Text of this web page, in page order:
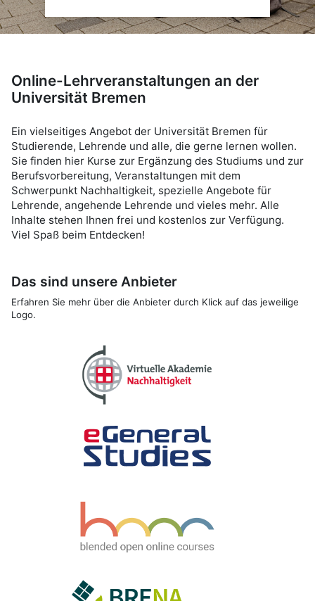
Online-Lehrveranstaltungen an der
Universität Bremen
Ein vielseitiges Angebot der Universität Bremen für
Studierende, Lehrende und alle, die gerne lernen wollen.
Sie finden hier Kurse zur Ergänzung des Studiums und zur
Berufsvorbereitung, Veranstaltungen mit dem
Schwerpunkt Nachhaltigkeit, spezielle Angebote für
Lehrende, angehende Lehrende und vieles mehr. Alle
Inhalte stehen Ihnen frei und kostenlos zur Verfügung.
Viel Spaß beim Entdecken!
Das sind unsere Anbieter
Erfahren Sie mehr über die Anbieter durch Klick auf das jeweilige
Logo.